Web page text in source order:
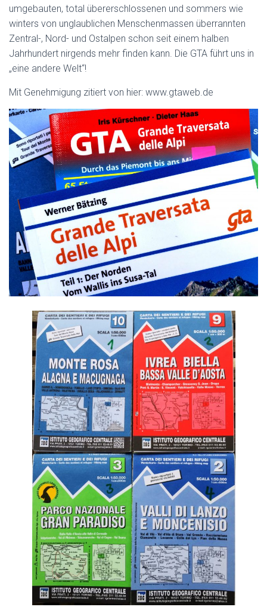
umgebauten, total übererschlossenen und sommers wie
winters von unglaublichen Menschenmassen überrannten
Zentral-, Nord- und Ostalpen schon seit einem halben
Jahrhundert nirgends mehr finden kann. Die GTA führt uns in
„eine andere Welt“!
Mit Genehmigung zitiert von hier: www.gtaweb.de